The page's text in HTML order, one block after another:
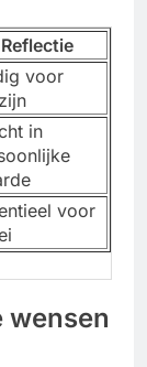
Reflectie
voor
in
voor
wensen